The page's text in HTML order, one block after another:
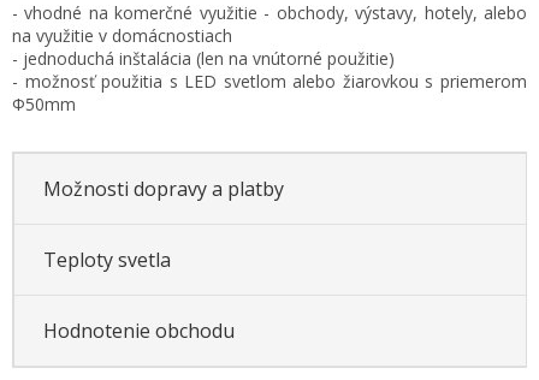
- vhodné na komerčné využitie - obchody, výstavy, hotely, alebo
na využitie v domácnostiach
- jednoduchá inštalácia (len na vnútorné použitie)
- možnosť použitia s LED svetlom alebo žiarovkou s priemerom
Φ50mm
Možnosti dopravy a platby
Teploty svetla
Hodnotenie obchodu